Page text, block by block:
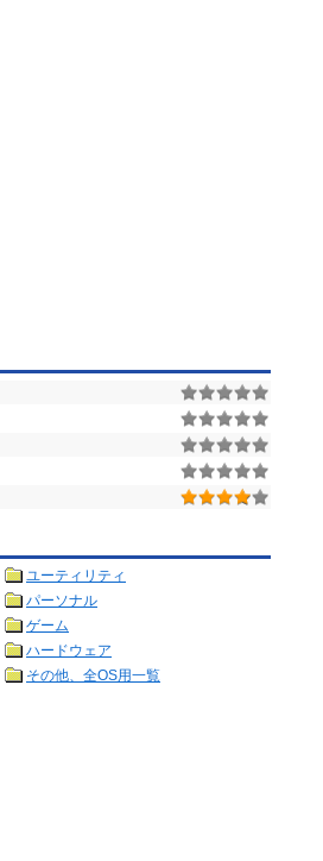
ユーティリティ
パーソナル
ゲーム
ハードウェア
その他、全OS用一覧